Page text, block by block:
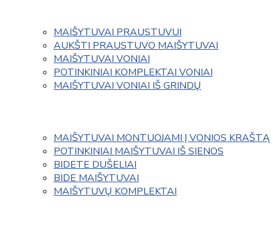
MAIŠYTUVAI PRAUSTUVUI
AUKŠTI PRAUSTUVO MAIŠYTUVAI
MAIŠYTUVAI VONIAI
POTINKINIAI KOMPLEKTAI VONIAI
MAIŠYTUVAI VONIAI IŠ GRINDŲ
MAIŠYTUVAI MONTUOJAMI Į VONIOS KRAŠTĄ
POTINKINIAI MAIŠYTUVAI IŠ SIENOS
BIDETE DUŠELIAI
BIDE MAIŠYTUVAI
MAIŠYTUVŲ KOMPLEKTAI